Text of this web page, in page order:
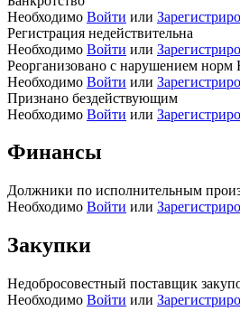
Необходимо Войти или
Регистрация недействительна
Необходимо Войти или
Реорганизовано с нарушением норм
Необходимо Войти или
Признано бездействующим
Необходимо Войти или
Финансы
Должники по исполнительным
Необходимо Войти или
Закупки
Недобросовестный поставщик
Необходимо Войти или